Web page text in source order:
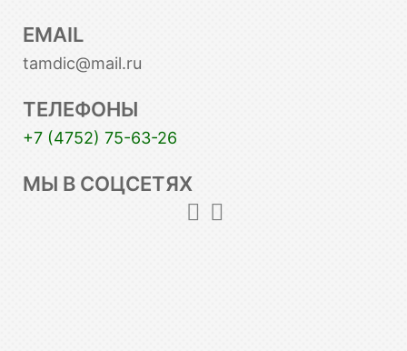
EMAIL
tamdic@mail.ru
ТЕЛЕФОНЫ
+7 (4752) 75-63-26
МЫ В СОЦСЕТЯХ